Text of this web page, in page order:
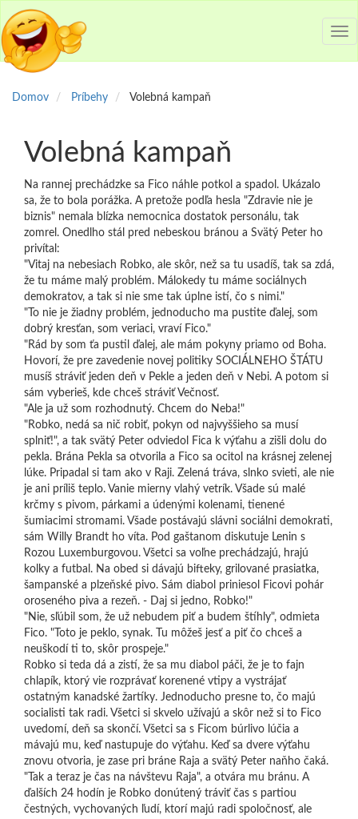
Domov Príbehy Volebná kampaň
Volebná kampaň
Na rannej prechádzke sa Fico náhle potkol a spadol. Ukázalo
sa, že to bola porážka. A pretože podľa hesla "Zdravie nie je
biznis" nemala blízka nemocnica dostatok personálu, tak
zomrel. Onedlho stál pred nebeskou bránou a Svätý Peter ho
privítal:
"Vitaj na nebesiach Robko, ale skôr, než sa tu usadíš, tak sa zdá,
že tu máme malý problém. Málokedy tu máme sociálnych
demokratov, a tak si nie sme tak úplne istí, čo s nimi."
"To nie je žiadny problém, jednoducho ma pustite ďalej, som
dobrý kresťan, som veriaci, vraví Fico."
"Rád by som ťa pustil ďalej, ale mám pokyny priamo od Boha.
Hovorí, že pre zavedenie novej politiky SOCIÁLNEHO ŠTÁTU
musíš stráviť jeden deň v Pekle a jeden deň v Nebi. A potom si
sám vyberieš, kde chceš stráviť Večnosť.
"Ale ja už som rozhodnutý. Chcem do Neba!"
"Robko, nedá sa nič robiť, pokyn od najvyššieho sa musí
splniť!", a tak svätý Peter odviedol Fica k výťahu a zišli dolu do
pekla. Brána Pekla sa otvorila a Fico sa ocitol na krásnej zelenej
lúke. Pripadal si tam ako v Raji. Zelená tráva, slnko svieti, ale nie
je ani príliš teplo. Vanie mierny vlahý vetrík. Všade sú malé
krčmy s pivom, párkami a údenými kolenami, tienené
šumiacimi stromami. Všade postávajú slávni sociálni demokrati,
sám Willy Brandt ho víta. Pod gaštanom diskutuje Lenin s
Rozou Luxemburgovou. Všetci sa voľne prechádzajú, hrajú
kolky a futbal. Na obed si dávajú bifteky, grilované prasiatka,
šampanské a plzeňské pivo. Sám diabol priniesol Ficovi pohár
oroseného piva a rezeň. - Daj si jedno, Robko!"
"Nie, sľúbil som, že už nebudem piť a budem štíhly", odmieta
Fico. "Toto je peklo, synak. Tu môžeš jesť a piť čo chceš a
neuškodí ti to, skôr prospeje."
Robko si teda dá a zistí, že sa mu diabol páči, že je to fajn
chlapík, ktorý vie rozprávať korenené vtipy a vystrájať
ostatným kanadské žartíky. Jednoducho presne to, čo majú
socialisti tak radi. Všetci si skvelo užívajú a skôr než si to Fico
uvedomí, deň sa skončí. Všetci sa s Ficom búrlivo lúčia a
mávajú mu, keď nastupuje do výťahu. Keď sa dvere výťahu
znovu otvoria, je zase pri bráne Raja a svätý Peter naňho čaká.
"Tak a teraz je čas na návštevu Raja", a otvára mu bránu. A
ďalších 24 hodín je Robko donútený tráviť čas s partiou
čestných, vychovaných ľudí, ktorí majú radi spoločnosť, ale